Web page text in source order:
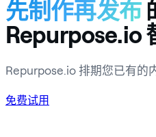
先制作再发布
Repurpose.io
Repurpose.io 排期您已有的
免费试用